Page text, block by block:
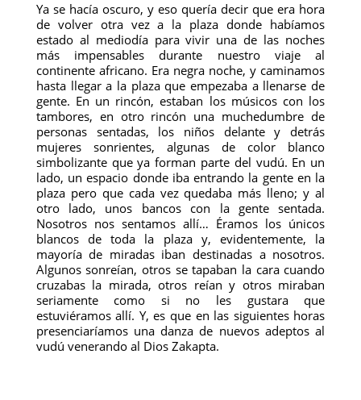
Ya se hacía oscuro, y eso quería decir que era hora
de volver otra vez a la plaza donde habíamos
estado al mediodía para vivir una de las noches
más impensables durante nuestro viaje al
continente africano. Era negra noche, y caminamos
hasta llegar a la plaza que empezaba a llenarse de
gente. En un rincón, estaban los músicos con los
tambores, en otro rincón una muchedumbre de
personas sentadas, los niños delante y detrás
mujeres sonrientes, algunas de color blanco
simbolizante que ya forman parte del vudú. En un
lado, un espacio donde iba entrando la gente en la
plaza pero que cada vez quedaba más lleno; y al
otro lado, unos bancos con la gente sentada.
Nosotros nos sentamos allí… Éramos los únicos
blancos de toda la plaza y, evidentemente, la
mayoría de miradas iban destinadas a nosotros.
Algunos sonreían, otros se tapaban la cara cuando
cruzabas la mirada, otros reían y otros miraban
seriamente como si no les gustara que
estuviéramos allí. Y, es que en las siguientes horas
presenciaríamos una danza de nuevos adeptos al
vudú venerando al Dios Zakapta.